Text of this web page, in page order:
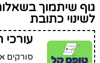
גוף שיתמוך
לשינוי כתובת
סורקים